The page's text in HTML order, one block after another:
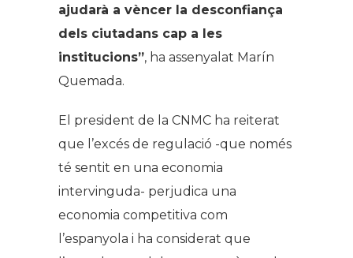
ajudarà a vèncer la desconfiança
dels ciutadans cap a les
institucions”, ha assenyalat Marín
Quemada.
El president de la CNMC ha reiterat
que l’excés de regulació -que només
té sentit en una economia
intervinguda- perjudica una
economia competitiva com
l’espanyola i ha considerat que